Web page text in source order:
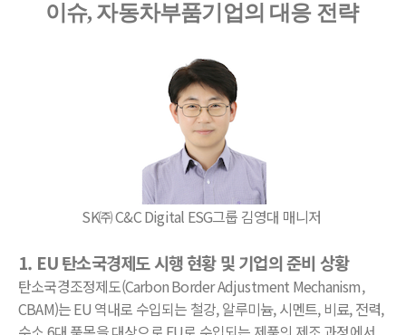
이슈, 자동차부품기업의 대응 전략
SK㈜ C&C Digital ESG그룹 김영대 매니저
1. EU 탄소국경제도 시행 현황 및 기업의 준비 상황
탄소국경조정제도(Carbon Border Adjustment Mechanism,
CBAM)는 EU 역내로 수입되는 철강, 알루미늄, 시멘트, 비료, 전력,